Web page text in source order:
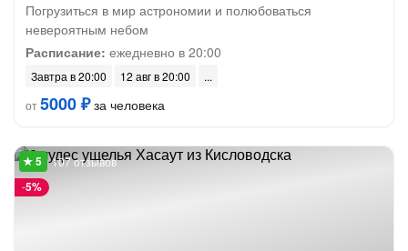
Погрузиться в мир астрономии и полюбоваться
невероятным небом
Расписание: ежедневно в 20:00
Завтра в 20:00
12 авг в 20:00
от5000 ₽за человека
-5%
107 отзывов